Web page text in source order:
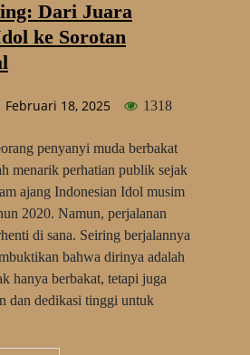
Dari Juara
ke Sorotan
Februari 18, 2025 1318
penyanyi muda berbakat
menarik perhatian publik sejak
ajang Indonesian Idol musim
2020. Namun, perjalanan
di sana. Seiring berjalannya
bahwa dirinya adalah
hanya berbakat, tetapi juga
dan dedikasi tinggi untuk